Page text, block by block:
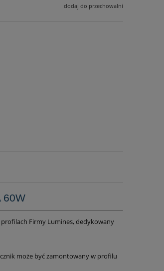
dodaj do przechowalni
60W
profilach Firmy Lumines, dedykowany
może być zamontowany w profilu